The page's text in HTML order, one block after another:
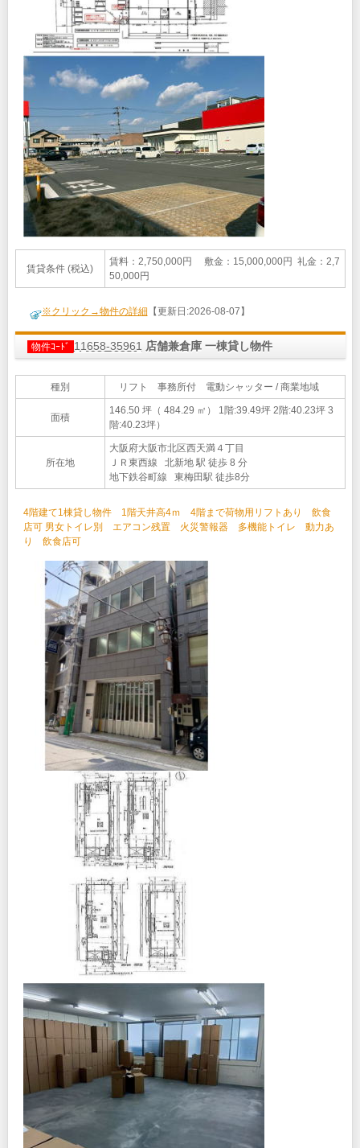
賃貸条件 (税込)
賃料：2,750,000円 敷金：15,000,000円 礼金：2,7
50,000円
※クリック→物件の詳細 【更新日:2026-08-07】
物件ｺｰﾄﾞ 11658-35961 店舗兼倉庫 一棟貸し物件
種別 リフト 事務所付 電動シャッター / 商業地域
面積
146.50 坪（ 484.29 ㎡）
1階:39.49坪 2階:40.23坪 3
階:40.23坪）
所在地
大阪府大阪市北区西天満４丁目
ＪＲ東西線 北新地 駅 徒歩 8 分
地下鉄谷町線 東梅田駅 徒歩8分
4階建て1棟貸し物件 1階天井高4ｍ 4階まで荷物用リフトあり 飲食
店可 男女トイレ別 エアコン残置 火災警報器 多機能トイレ 動力あ
り 飲食店可